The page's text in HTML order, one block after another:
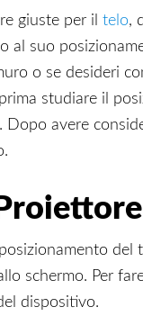
giuste per il telo,
al suo
o se desideri
studiare il
Dopo avere
del
schermo. Per
dispositivo.